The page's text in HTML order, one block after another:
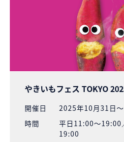
やきいもフェス TOKYO
開催⽇
2025年10月31日
時間
平日11:00～19:00
19:00